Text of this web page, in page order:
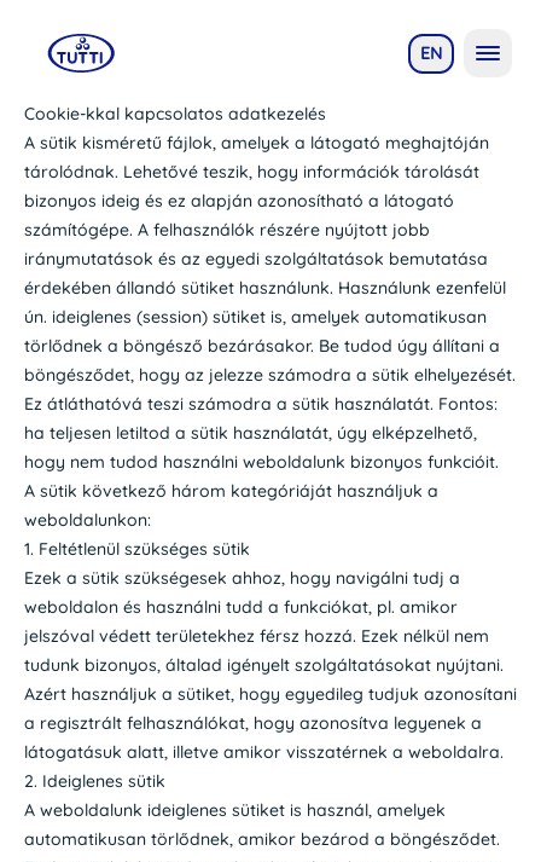
EN
Cookie-kkal kapcsolatos adatkezelés
A sütik kisméretű fájlok, amelyek a látogató meghajtóján
tárolódnak. Lehetővé teszik, hogy információk tárolását
bizonyos ideig és ez alapján azonosítható a látogató
számítógépe. A felhasználók részére nyújtott jobb
iránymutatások és az egyedi szolgáltatások bemutatása
érdekében állandó sütiket használunk. Használunk ezenfelül
ún. ideiglenes (session) sütiket is, amelyek automatikusan
törlődnek a böngésző bezárásakor. Be tudod úgy állítani a
böngésződet, hogy az jelezze számodra a sütik elhelyezését.
Ez átláthatóvá teszi számodra a sütik használatát. Fontos:
ha teljesen letiltod a sütik használatát, úgy elképzelhető,
hogy nem tudod használni weboldalunk bizonyos funkcióit.
A sütik következő három kategóriáját használjuk a
weboldalunkon:
1. Feltétlenül szükséges sütik
Ezek a sütik szükségesek ahhoz, hogy navigálni tudj a
weboldalon és használni tudd a funkciókat, pl. amikor
jelszóval védett területekhez férsz hozzá. Ezek nélkül nem
tudunk bizonyos, általad igényelt szolgáltatásokat nyújtani.
Azért használjuk a sütiket, hogy egyedileg tudjuk azonosítani
a regisztrált felhasználókat, hogy azonosítva legyenek a
látogatásuk alatt, illetve amikor visszatérnek a weboldalra.
2. Ideiglenes sütik
A weboldalunk ideiglenes sütiket is használ, amelyek
automatikusan törlődnek, amikor bezárod a böngésződet.